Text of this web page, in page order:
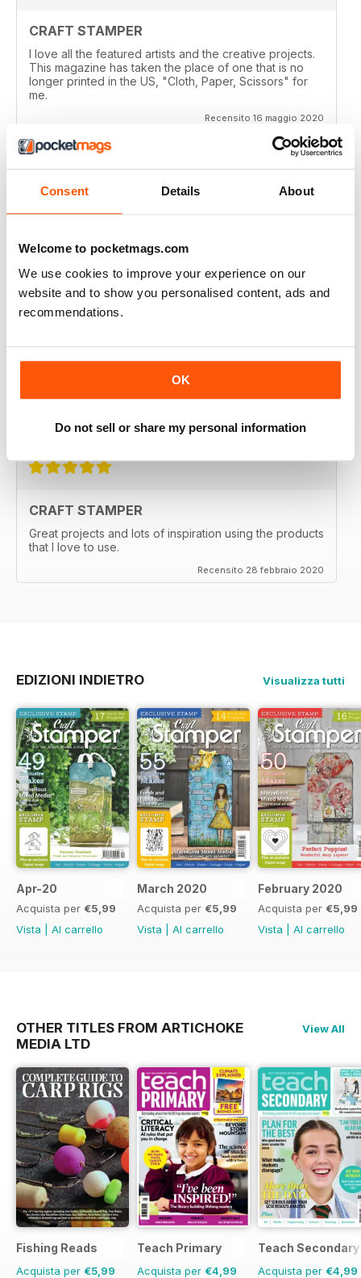
Consent Details About
Welcome to pocketmags.com
We use cookies to improve your experience on our
website and to show you personalised content, ads and
recommendations.
OK
Do not sell or share my personal information
CRAFT STAMPER
I love all the featured artists and the creative projects.
This magazine has taken the place of one that is no
longer printed in the US, "Cloth, Paper, Scissors" for
me.
Recensito 16 maggio 2020
Love the techniques every month. I try to make at least
one of the items with the techniques shown.
Great magazine, wait patiently for the new issues every
month.
Recensito 29 febbraio 2020
CRAFT STAMPER
Great projects and lots of inspiration using the products
that I love to use.
Recensito 28 febbraio 2020
EDIZIONI INDIETRO Visualizza tutti
Apr-20
Acquista per €5,99
Vista
Al carrello
March 2020
Acquista per €5,99
Vista
Al carrello
February 2020
Acquista per €5,99
Vista
Al carrello
OTHER TITLES FROM ARTICHOKE
MEDIA LTD
View All
Fishing Reads
Acquista per €5,99
Teach Primary
Acquista per €4,99
Teach Secondary
Acquista per €4,99